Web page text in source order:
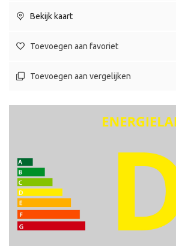
Bekijk kaart
Toevoegen aan favoriet
Toevoegen aan vergelijken